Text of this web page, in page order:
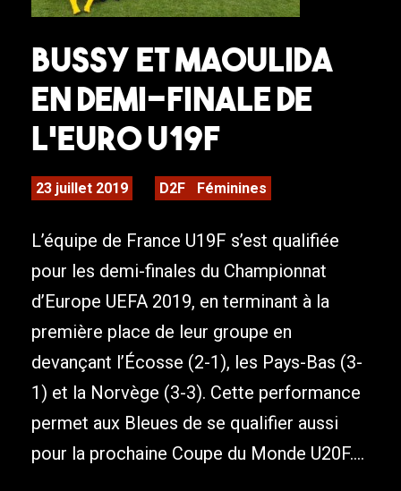
Bussy et Maoulida
en demi-finale de
l’Euro U19F
23 juillet 2019 D2F Féminines
L’équipe de France U19F s’est qualifiée
pour les demi-finales du Championnat
d’Europe UEFA 2019, en terminant à la
première place de leur groupe en
devançant l’Écosse (2-1), les Pays-Bas (3-
1) et la Norvège (3-3). Cette performance
permet aux Bleues de se qualifier aussi
pour la prochaine Coupe du Monde U20F....